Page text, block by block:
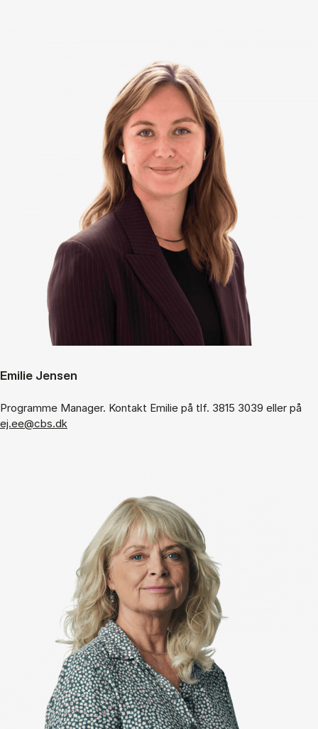
Emilie Jensen
Programme Manager. Kontakt Emilie på tlf. 3815 3039 eller på
ej.ee@cbs.dk